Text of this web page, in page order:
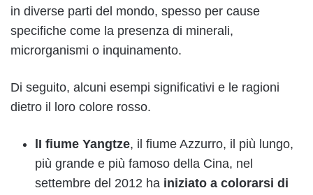
in diverse parti del mondo, spesso per cause
specifiche come la presenza di minerali,
microrganismi o inquinamento.
Di seguito, alcuni esempi significativi e le ragioni
dietro il loro colore rosso.
lI fiume Yangtze, il fiume Azzurro, il più lungo,
più grande e più famoso della Cina, nel
settembre del 2012 ha iniziato a colorarsi di